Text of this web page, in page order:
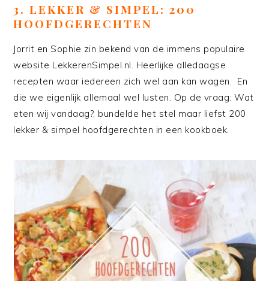
3. LEKKER & SIMPEL: 200
HOOFDGERECHTEN
Jorrit en Sophie zin bekend van de immens populaire
website LekkerenSimpel.nl. Heerlijke alledaagse
recepten waar iedereen zich wel aan kan wagen. En
die we eigenlijk allemaal wel lusten. Op de vraag: Wat
eten wij vandaag?, bundelde het stel maar liefst 200
lekker & simpel hoofdgerechten in een kookboek.